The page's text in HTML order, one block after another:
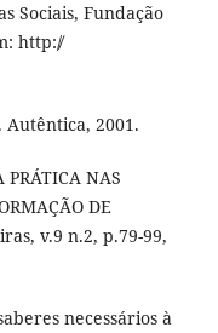
Sociais, Fundação
http:/̸
Autêntica, 2001.
PRÁTICA NAS
DE
v.9 n.2, p.79-99,
necessários à